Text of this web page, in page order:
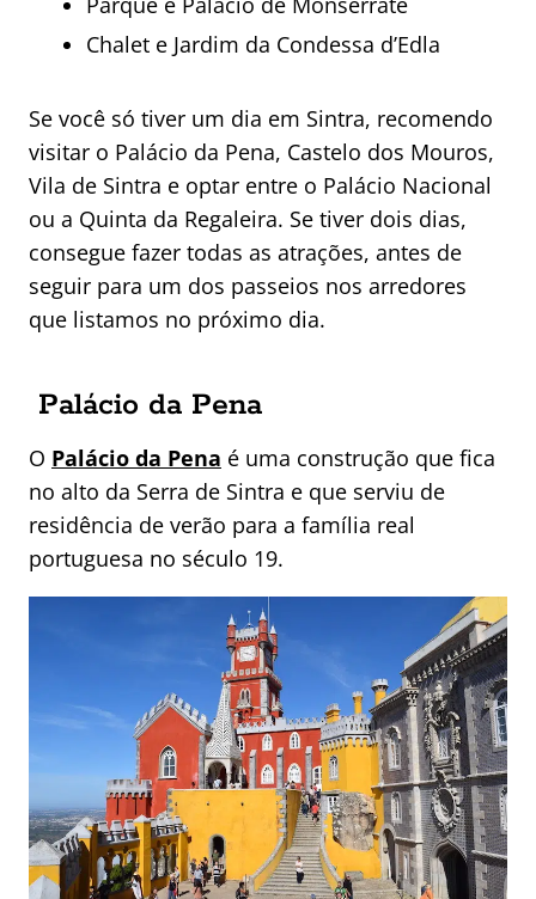
Chalet e Jardim da Condessa d’Edla
Se você só tiver um dia em Sintra, recomendo
visitar o Palácio da Pena, Castelo dos Mouros,
Vila de Sintra e optar entre o Palácio Nacional
ou a Quinta da Regaleira. Se tiver dois dias,
consegue fazer todas as atrações, antes de
seguir para um dos passeios nos arredores
que listamos no próximo dia.
Palácio da Pena
O Palácio da Pena é uma construção que fica
no alto da Serra de Sintra e que serviu de
residência de verão para a família real
portuguesa no século 19.